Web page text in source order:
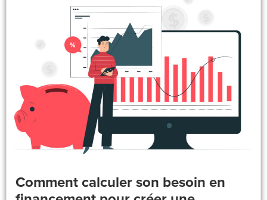
Comment calculer son besoin en